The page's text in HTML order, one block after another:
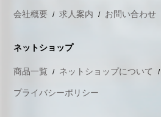
会社概要 求人案内 お問い合わせ
ネットショップ
商品一覧 ネットショップについて
プライバシーポリシー